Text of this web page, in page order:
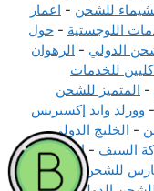
للشحن - اعمار
اللوجستية -حول
الدولي - الرهوان
للخدمات
- المتميز للشحن
- وورلد وايد إكسبريس
- الخليج الدولي
السيف -المركز
للشحن-
عباد